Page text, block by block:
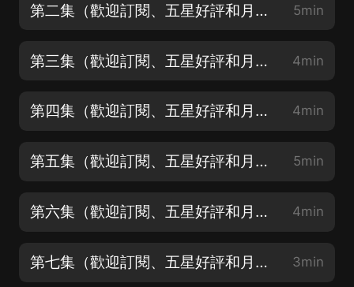
第二集（歡迎訂閱、五星好評和月票支持） 5min
第三集（歡迎訂閱、五星好評和月票支持） 4min
第四集（歡迎訂閱、五星好評和月票支持） 4min
第五集（歡迎訂閱、五星好評和月票支持） 5min
第六集（歡迎訂閱、五星好評和月票支持） 4min
第七集（歡迎訂閱、五星好評和月票支持） 3min